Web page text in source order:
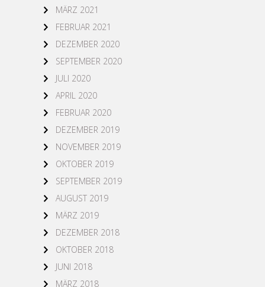
MÄRZ 2021
FEBRUAR 2021
DEZEMBER 2020
SEPTEMBER 2020
JULI 2020
APRIL 2020
FEBRUAR 2020
DEZEMBER 2019
NOVEMBER 2019
OKTOBER 2019
SEPTEMBER 2019
AUGUST 2019
MÄRZ 2019
DEZEMBER 2018
OKTOBER 2018
JUNI 2018
MÄRZ 2018